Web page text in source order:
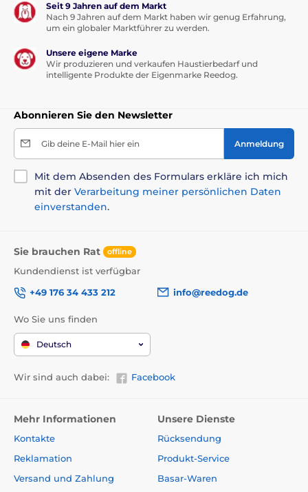
Seit 9 Jahren auf dem Markt
Nach 9 Jahren auf dem Markt haben wir genug Erfahrung,
um ein globaler Marktführer zu werden.
Unsere eigene Marke
Wir produzieren und verkaufen Haustierbedarf und
intelligente Produkte der Eigenmarke Reedog.
Abonnieren Sie den Newsletter
Gib deine E-Mail hier ein Anmeldung
Mit dem Absenden des Formulars erkläre ich mich
mit der Verarbeitung meiner persönlichen Daten
einverstanden.
Sie brauchen Rat offline
Kundendienst ist verfügbar
+49 176 34 433 212
info@reedog.de
Wo Sie uns finden
Deutsch
Wir sind auch dabei: Facebook
Mehr Informationen
Kontakte
Reklamation
Versand und Zahlung
Unsere Dienste
Rücksendung
Produkt-Service
Basar-Waren